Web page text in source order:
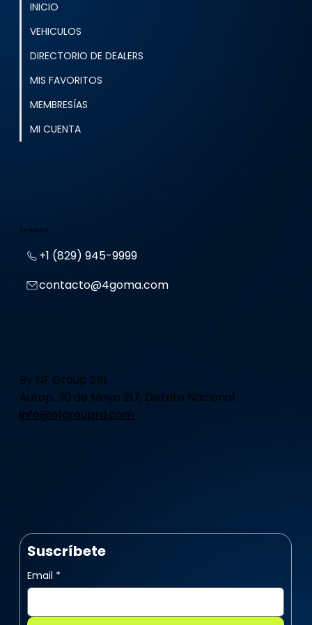
INICIO
VEHICULOS
DIRECTORIO DE DEALERS
MIS FAVORITOS
MEMBRESÍAS
MI CUENTA
Contactos
+1 (829) 945-9999
contacto@4goma.com
By NF Group SRL
Autop. 30 de Mayo 217, Distrito Nacional.
info@nfgrouprd.com
Suscríbete
Email *